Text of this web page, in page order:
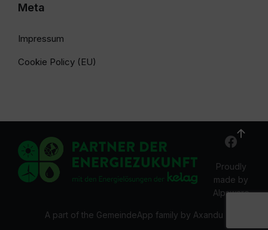
Meta
Impressum
Cookie Policy (EU)
Proudly
made by
Alpsware
A part of the GemeindeApp family by Axandu